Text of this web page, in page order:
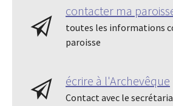
contacter ma
toutes les informations
paroisse
écrire à l'Archevêque
Contact avec le